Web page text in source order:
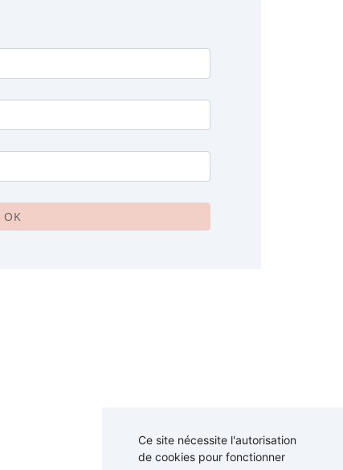
OK
Ce site nécessite l'autorisation
de cookies pour fonctionner